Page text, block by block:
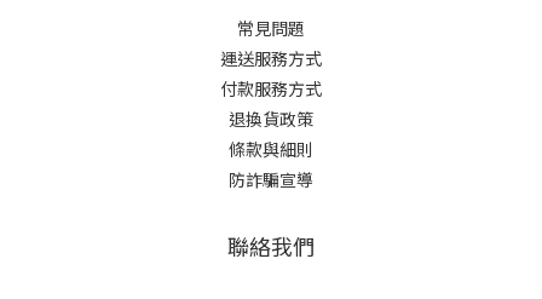
常見問題
運送服務方式
付款服務方式
退換貨政策
條款與細則
防詐騙宣導
聯絡我們